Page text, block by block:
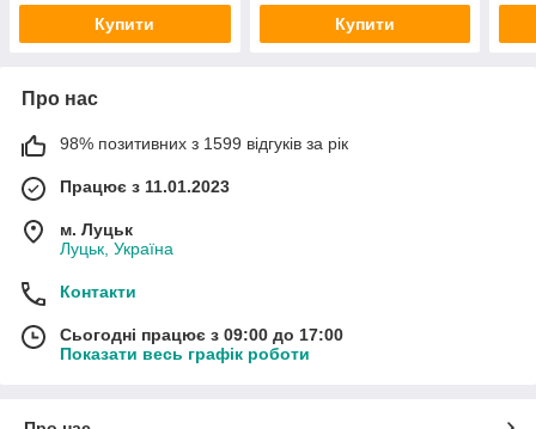
Купити Купити
Про нас
98% позитивних з 1599 відгуків за рік
Працює з 11.01.2023
м. Луцьк
Луцьк, Україна
Контакти
Сьогодні працює з 09:00 до 17:00
Показати весь графік роботи